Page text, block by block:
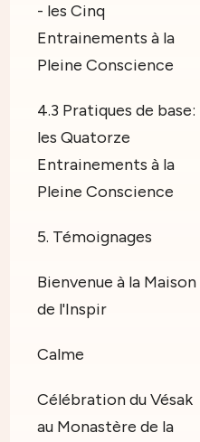
- les Cinq
Entrainements à la
Pleine Conscience
4.3 Pratiques de base:
les Quatorze
Entrainements à la
Pleine Conscience
5. Témoignages
Bienvenue à la Maison
de l'Inspir
Calme
Célébration du Vésak
au Monastère de la